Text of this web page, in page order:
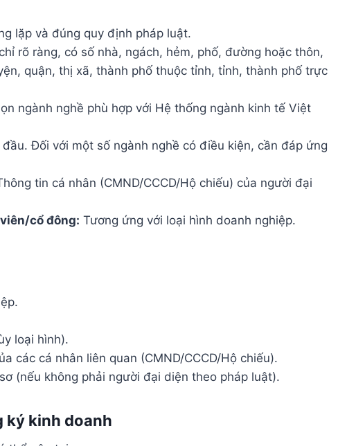
lặp và đúng quy định pháp luật.
rõ ràng, có số nhà, ngách, hẻm, phố, đường hoặc thôn,
quận, thị xã, thành phố thuộc tỉnh, tỉnh, thành phố trực
ngành nghề phù hợp với Hệ thống ngành kinh tế Việt
Đối với một số ngành nghề có điều kiện, cần đáp ứng
tin cá nhân (CMND/CCCD/Hộ chiếu) của người đại
cổ đông: Tương ứng với loại hình doanh nghiệp.
loại hình).
các cá nhân liên quan (CMND/CCCD/Hộ chiếu).
(nếu không phải người đại diện theo pháp luật).
ký kinh doanh